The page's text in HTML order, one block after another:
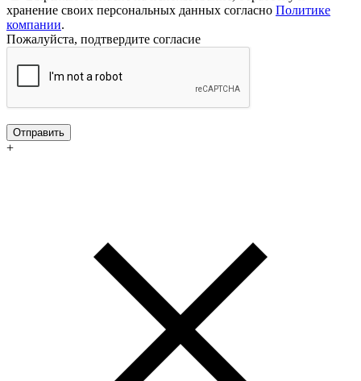
хранение своих персональных данных согласно Политике
компании.
Пожалуйста, подтвердите согласие
Отправить
+